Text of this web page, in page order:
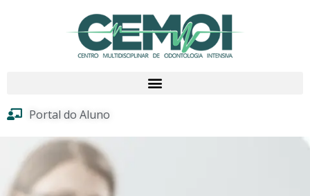
Portal do Aluno